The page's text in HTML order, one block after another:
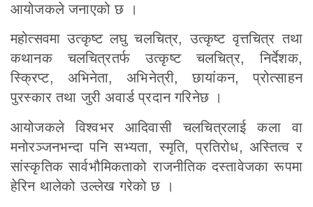
आयोजकले जनाएको छ ।
महोत्सवमा उत्कृष्ट लघु चलचित्र, उत्कृष्ट वृत्तचित्र तथा
कथानक चलचित्रतर्फ उत्कृष्ट चलचित्र, निर्देशक,
स्क्रिप्ट, अभिनेता, अभिनेत्री, छायांकन, प्रोत्साहन
पुरस्कार तथा जुरी अवार्ड प्रदान गरिनेछ ।
आयोजकले विश्वभर आदिवासी चलचित्रलाई कला वा
मनोरञ्जनभन्दा पनि सभ्यता, स्मृति, प्रतिरोध, अस्तित्व र
सांस्कृतिक सार्वभौमिकताको राजनीतिक दस्तावेजका रूपमा
हेरिन थालेको उल्लेख गरेको छ ।